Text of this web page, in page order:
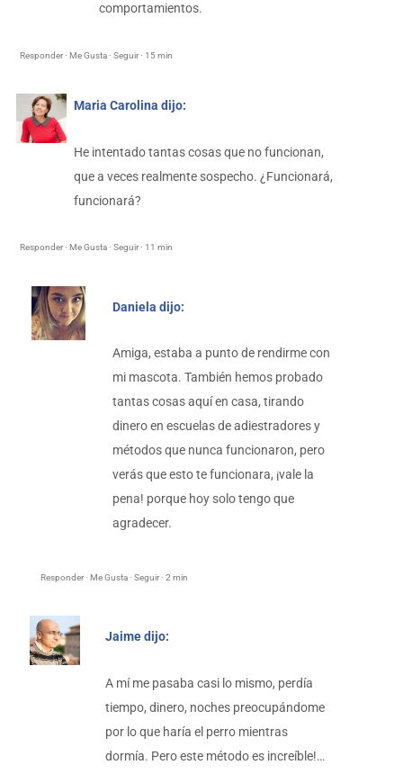
comportamientos.
Responder · Me Gusta · Seguir · 15 min
Maria Carolina dijo:
He intentado tantas cosas que no funcionan,
que a veces realmente sospecho. ¿Funcionará,
funcionará?
Responder · Me Gusta · Seguir · 11 min
Daniela dijo:
Amiga, estaba a punto de rendirme con
mi mascota. También hemos probado
tantas cosas aquí en casa, tirando
dinero en escuelas de adiestradores y
métodos que nunca funcionaron, pero
verás que esto te funcionara, ¡vale la
pena! porque hoy solo tengo que
agradecer.
Responder · Me Gusta · Seguir · 2 min
Jaime dijo:
A mí me pasaba casi lo mismo, perdía
tiempo, dinero, noches preocupándome
por lo que haría el perro mientras
dormía. Pero este método es increíble!…